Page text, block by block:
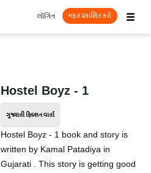
☰
લૉગિન મફત પ્રકાશિત કરો
Hostel Boyz - 1
ગુજરાતી ફિક્શન વાર્તા
Hostel Boyz - 1 book and story is
written by Kamal Patadiya in
Gujarati . This story is getting good